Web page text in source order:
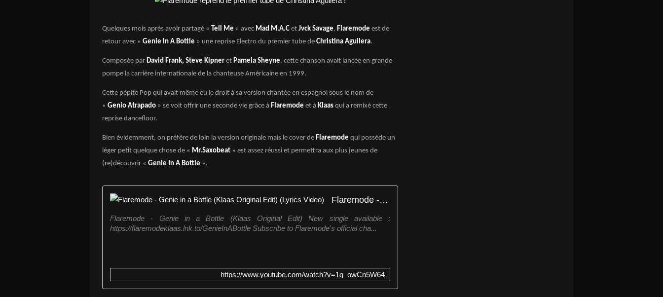
Quelques mois après avoir partagé « Tell Me » avec Mad M.A.C et Jvck Savage, Flaremode est de
retour avec « Genie In A Bottle » une reprise Electro du premier tube de Christina Aguilera.
Composée par David Frank, Steve Kipner et Pamela Sheyne, cette chanson avait lancée en grande
pompe la carrière internationale de la chanteuse Américaine en 1999.
Cette pépite Pop qui avait même eu le droit à sa version chantée en espagnol sous le nom de
« Genio Atrapado » se voit offrir une seconde vie grâce à Flaremode et à Klaas qui a remixé cette
reprise dancefloor.
Bien évidemment, on préfère de loin la version originale mais le cover de Flaremode qui possède un
léger petit quelque chose de « Mr.Saxobeat » est assez réussi et permettra aux plus jeunes de
(re)découvrir « Genie In A Bottle ».
Flaremode - Genie in a Bottle (Klaas Original Edit) (Lyrics Video)
Flaremode - Genie in a Bottle (Klaas Original Edit) New single available :
https://flaremodeklaas.lnk.to/GenieInABottle Subscribe to Flaremode's official cha...
https://www.youtube.com/watch?v=1g_owCn5W64